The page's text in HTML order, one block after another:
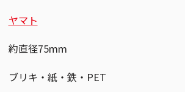
ヤマト
約直径75mm
ブリキ・紙・鉄・PET